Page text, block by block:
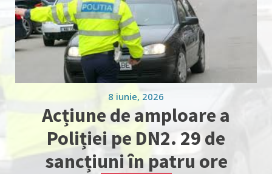
8 iunie, 2026
Acțiune de amploare a
Poliției pe DN2. 29 de
sancțiuni în patru ore